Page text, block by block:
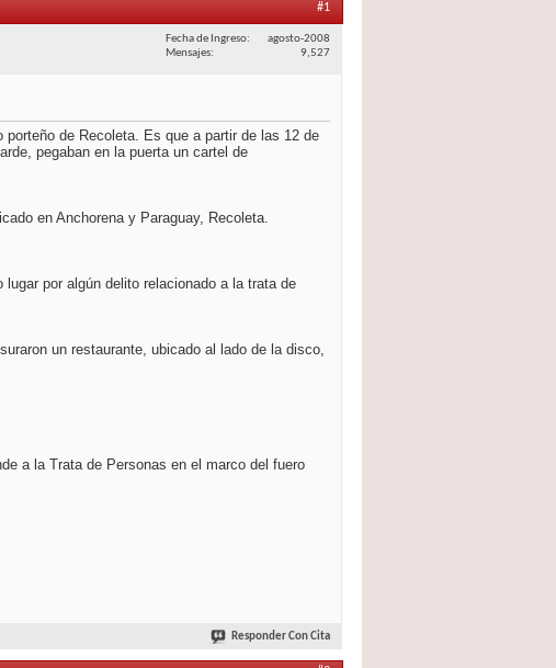
#1
Fecha de Ingreso
agosto-2008
Mensajes
9,527
de Recoleta. Es que a partir de las 12 de
pegaban en la puerta un cartel de
en Anchorena y Paraguay, Recoleta.
por algún delito relacionado a la trata de
un restaurante, ubicado al lado de la disco,
a la Trata de Personas en el marco del fuero
Responder Con Cita